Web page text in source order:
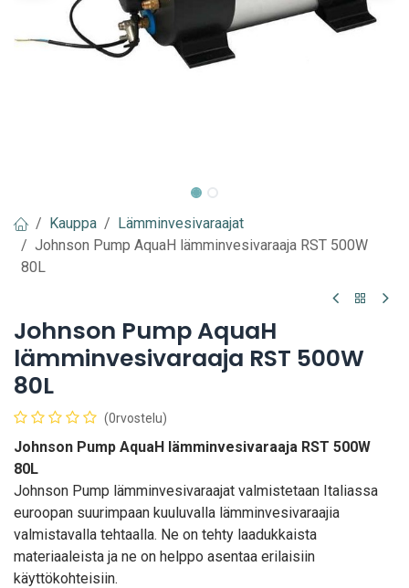
Kauppa
Lämminvesivaraajat
Johnson Pump AquaH lämminvesivaraaja RST 500W
80L
Johnson Pump AquaH
lämminvesivaraaja RST 500W
80L
(0rvostelu)
Johnson Pump AquaH lämminvesivaraaja RST 500W
80L
Johnson Pump lämminvesivaraajat valmistetaan Italiassa
euroopan suurimpaan kuuluvalla lämminvesivaraajia
valmistavalla tehtaalla. Ne on tehty laadukkaista
materiaaleista ja ne on helppo asentaa erilaisiin
käyttökohteisiin.